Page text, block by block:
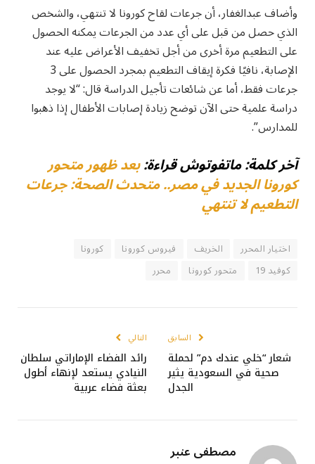
وأضاف عبدالغفار، أن جرعات لقاح كورونا لا تنتهي، والشخص
الذي حصل من قبل على أي عدد من الجرعات يمكنه الحصول
على التطعيم مرة أخرى من أجل تخفيف الأعراض عليه عند
الإصابة، نافيًا فكرة إيقاف التطعيم بمجرد الحصول على 3
جرعات فقط، أما عن شائعات تأجيل الدراسة قال: “لا يوجد
دراسة علمية حتى الآن توضح زيادة إصابات الأطفال إذا ذهبوا
للمدارس”.
آخر كلمة: ماتفوتوش قراءة:بعد ظهور متحور
كورونا الجديد في مصر.. متحدث الصحة: جرعات
التطعيم لا تنتهي
اختيار المحرر الخريف فيروس كورونا
كورونا
كوفيد 19
متحور كورونا محرر
السابق
شعار “خلي عندك دم” لحملة
صحية في السعودية يثير
الجدل
التالي
رائد الفضاء الإماراتي سلطان
النيادي يستعد لإنهاء أطول
بعثة فضاء عربية
مصطفى عنبر